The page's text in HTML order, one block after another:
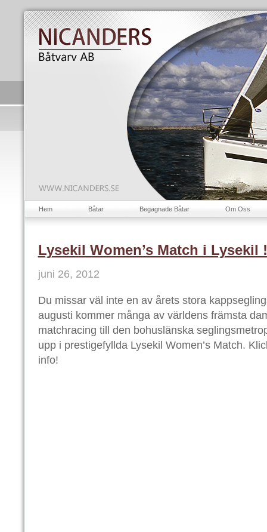
Hem Båtar Begagnade Båtar Om Oss
Lysekil Women’s Match i Lysekil !
juni 26, 2012
Du missar väl inte en av årets stora
augusti kommer många av världens främsta
matchracing till den bohuslänska
upp i prestigefyllda Lysekil Women’s Match.
info!